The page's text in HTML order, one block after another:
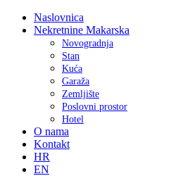
Naslovnica
Nekretnine Makarska
Novogradnja
Stan
Kuća
Garaža
Zemljište
Poslovni prostor
Hotel
O nama
Kontakt
HR
EN